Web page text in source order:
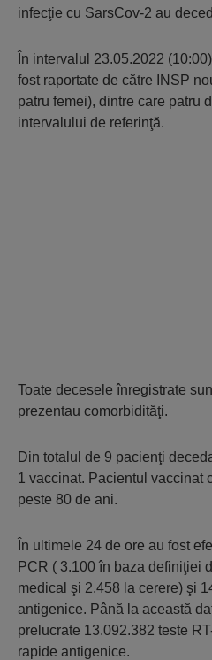
infecţie cu SarsCov-2 au
În intervalul 23.05.2022
fost raportate de către INSP
patru femei), dintre care patru
intervalului de referinţă.
Toate decesele înregistrate
prezentau comorbidităţi.
Din totalul de 9 pacienţi
1 vaccinat. Pacientul vaccinat
peste 80 de ani.
În ultimele 24 de ore au fost
PCR ( 3.100 în baza definiţiei
medical şi 2.458 la cerere) şi
antigenice. Până la această
prelucrate 13.092.382 teste
rapide antigenice.